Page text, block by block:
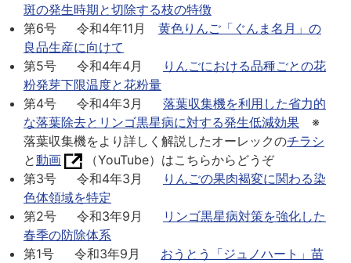
斑の発生時期と切除する枝の特徴
第6号 令和4年11月 黄色りんご「ぐんま名月」の
良品生産に向けて
第5号 令和4年4月
りんごにおける品種ごとの花
粉発芽下限温度と花粉量
第4号 令和4年3月 落葉収集機を利用した省力的
な落葉除去とリンゴ黒星病に対する発生低減効果 ※
落葉収集機をより詳しく解説したオーレックのチラシ
と動画
（YouTube）はこちらからどうぞ
第3号 令和4年3月
りんごの果肉褐変に関わる染
色体領域を特定
第2号 令和3年9月
リンゴ黒星病対策を強化した
春季の防除体系
第1号 令和3年9月 おうとう「ジュノハート」苗